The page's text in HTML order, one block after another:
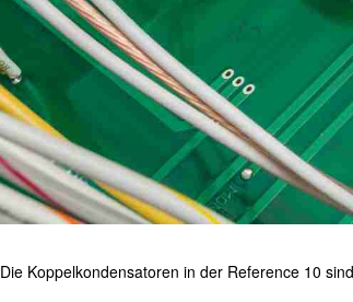
Die Koppelkondensatoren in der Reference 10